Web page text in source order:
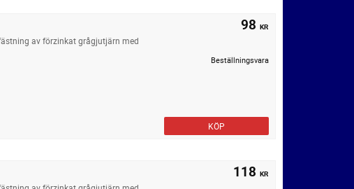
av förzinkat grågjutjärn med
98 KR
Beställningsvara
KÖP
118 KR